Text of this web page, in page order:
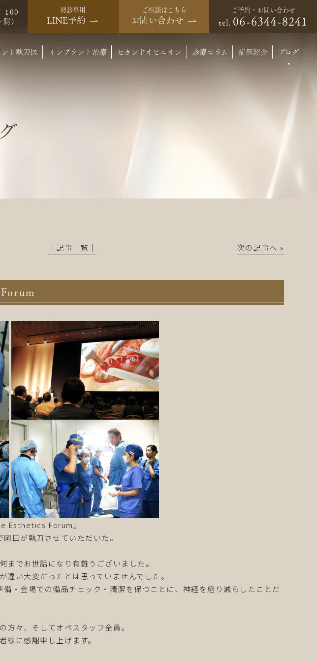
100
）
初診専用
LINE予約
ご相談はこちら
お問い合わせ
ご予約・お問い合わせ
tel. 06-6344-8241
ト執刀医 インプラント治療 セカンドオピニオン 診療コラム 症例紹介 ブログ
│記事一覧│ 次の記事へ »
Esthetics Forum』
田が執刀させていただいた。
でお世話になり有難うございました。
い大変だったとは思っていませんでした。
・会場での備品チェック・清潔を保つことに、神経を磨り減らしたことだ
々、そしてオペスタッフ全員。
に感謝申し上げます。